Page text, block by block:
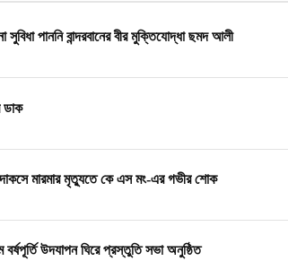
পাননি বান্দরবানের বীর মুক্তিযোদ্ধা ছমদ আলী
ডাক
মারমার মৃত্যুতে কে এস মং-এর গভীর শোক
বর্ষপূর্তি উদযাপন ঘিরে প্রস্তুতি সভা অনুষ্ঠিত